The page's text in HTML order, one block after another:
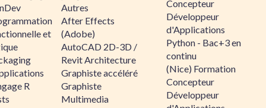
et
R
Autres
After Effects
(Adobe)
AutoCAD 2D-3D /
Revit Architecture
Graphiste accéléré
Graphiste
Multimedia
Concepteur
Développeur
d'Applications
Python - Bac+3 en
continu
(Nice) Formation
Concepteur
Développeur